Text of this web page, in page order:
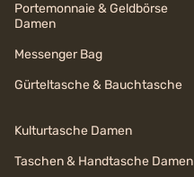
Portemonnaie & Geldbörse
Damen
Messenger Bag
Gürteltasche & Bauchtasche
Kulturtasche Damen
Taschen & Handtasche Damen